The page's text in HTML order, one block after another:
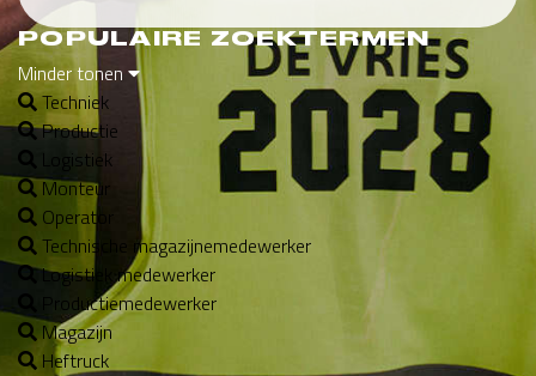
POPULAIRE ZOEKTERMEN
Minder tonen
Techniek
Productie
Logistiek
Monteur
Operator
Technische magazijnemedewerker
Logistiek medewerker
Productiemedewerker
Magazijn
Heftruck